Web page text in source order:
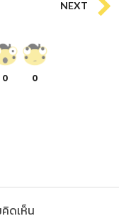
NEXT
0 0
ดเห็น